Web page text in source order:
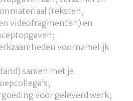
(teksten,
videofragmenten) en
voornamelijk
samen met je
voor geleverd werk;